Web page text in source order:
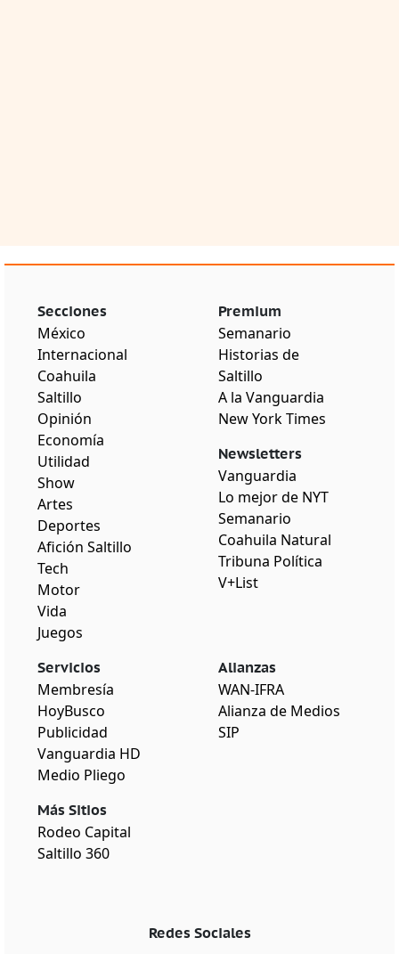
Secciones
México
Internacional
Coahuila
Saltillo
Opinión
Economía
Utilidad
Show
Artes
Deportes
Afición Saltillo
Tech
Motor
Vida
Juegos
Premium
Semanario
Historias de
Saltillo
A la Vanguardia
New York Times
Newsletters
Vanguardia
Lo mejor de NYT
Semanario
Coahuila Natural
Tribuna Política
V+List
Servicios
Membresía
HoyBusco
Publicidad
Vanguardia HD
Medio Pliego
Más Sitios
Rodeo Capital
Saltillo 360
Alianzas
WAN-IFRA
Alianza de Medios
SIP
Redes Sociales